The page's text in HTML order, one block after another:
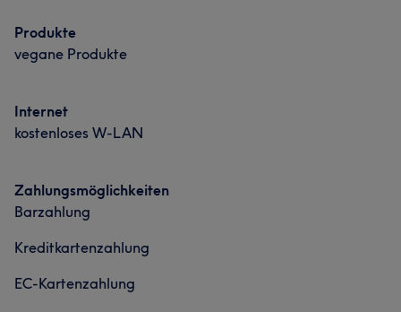
Produkte
vegane Produkte
Internet
kostenloses W-LAN
Zahlungsmöglichkeiten
Barzahlung
Kreditkartenzahlung
EC-Kartenzahlung